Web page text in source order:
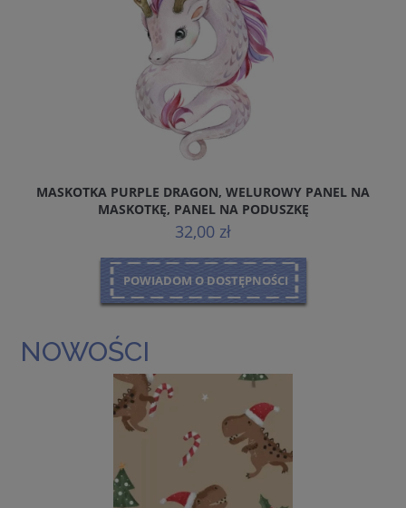
MASKOTKA PURPLE DRAGON, WELUROWY PANEL NA
MASKOTKĘ, PANEL NA PODUSZKĘ
32,00 zł
POWIADOM O DOSTĘPNOŚCI
NOWOŚCI